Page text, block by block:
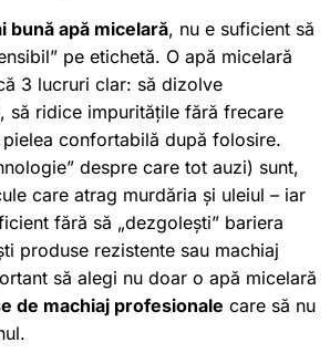
bună apă micelară, nu e suficient să
pe etichetă. O apă micelară
3 lucruri clar: să dizolve
să ridice impuritățile fără frecare
confortabilă după folosire.
despre care tot auzi) sunt,
care atrag murdăria și uleiul – iar
fără să „dezgolești” bariera
produse rezistente sau machiaj
să alegi nu doar o apă micelară
de machiaj profesionale care să nu